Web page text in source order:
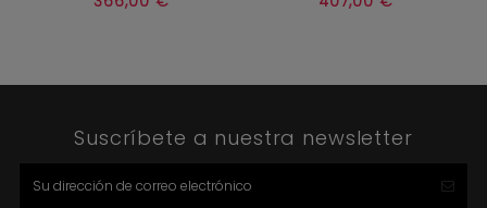
Suscríbete a nuestra newsletter